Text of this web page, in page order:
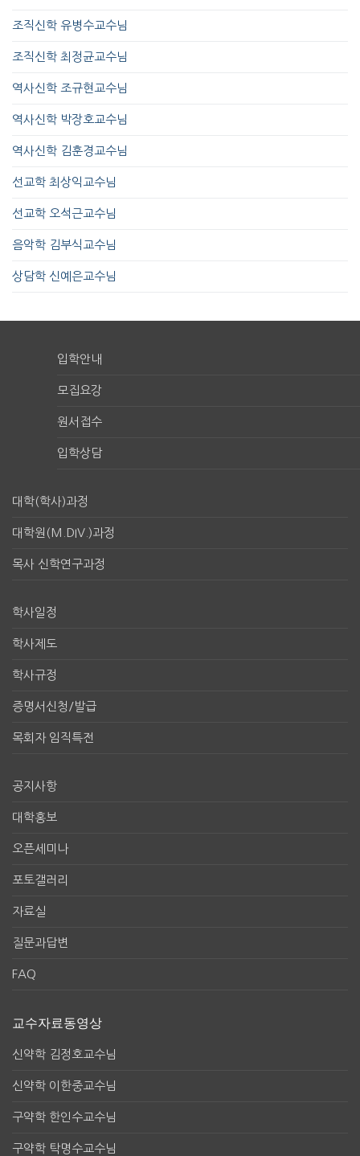
조직신학 유병수교수님
조직신학 최정균교수님
역사신학 조규현교수님
역사신학 박장호교수님
역사신학 김훈경교수님
선교학 최상익교수님
선교학 오석근교수님
음악학 김부식교수님
상담학 신예은교수님
입학안내
모집요강
원서접수
입학상담
대학(학사)과정
대학원(M.DIV.)과정
목사 신학연구과정
학사일정
학사제도
학사규정
증명서신청/발급
목회자 임직특전
공지사항
대학홍보
오픈세미나
포토갤러리
자료실
질문과답변
FAQ
교수자료동영상
신약학 김정호교수님
신약학 이한중교수님
구약학 한인수교수님
구약학 탁명수교수님